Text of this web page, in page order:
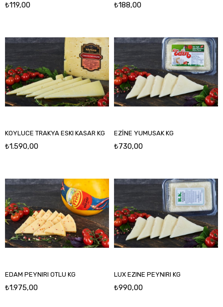
₺119,00 ₺188,00
KOYLUCE TRAKYA ESKI KASAR KG
₺1.590,00
EZİNE YUMUSAK KG
₺730,00
EDAM PEYNIRI OTLU KG
₺1.975,00
LUX EZINE PEYNIRI KG
₺990,00